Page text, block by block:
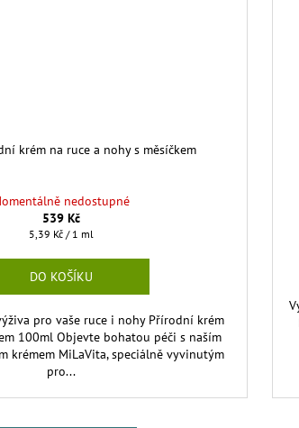
krém na ruce a nohy s měsíčkem
nedostupné
539 Kč
Měrná
5,39 Kč / 1 ml
DO KOŠÍKU
pro vaše ruce i nohy Přírodní krém
100ml Objevte bohatou péči s naším
krémem MiLaVita, speciálně vyvinutým
pro...